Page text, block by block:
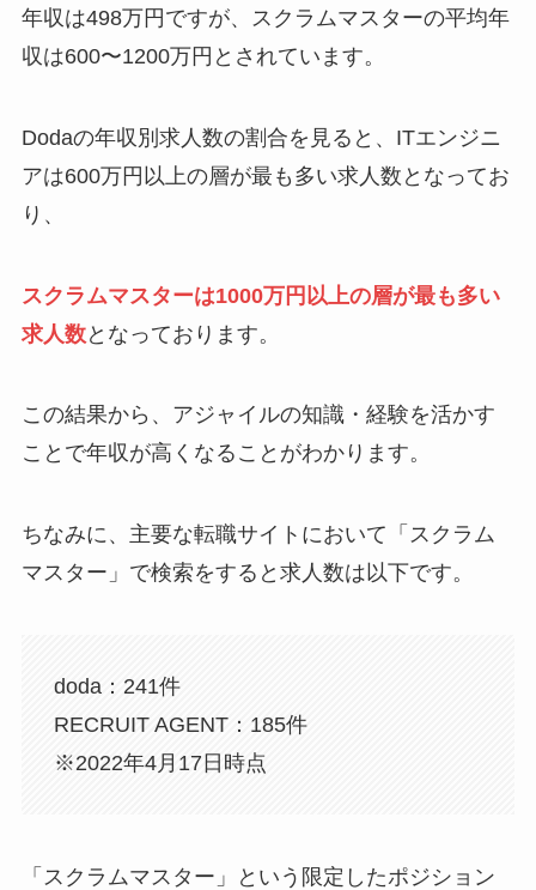
年収は498万円ですが、スクラムマスターの平均年
収は600〜1200万円とされています。
Dodaの年収別求人数の割合を見ると、ITエンジニ
アは600万円以上の層が最も多い求人数となってお
り、
スクラムマスターは1000万円以上の層が最も多い
求人数となっております。
この結果から、アジャイルの知識・経験を活かす
ことで年収が高くなることがわかります。
ちなみに、主要な転職サイトにおいて「スクラム
マスター」で検索をすると求人数は以下です。
doda：241件
RECRUIT AGENT：185件
※2022年4月17日時点
「スクラムマスター」という限定したポジション